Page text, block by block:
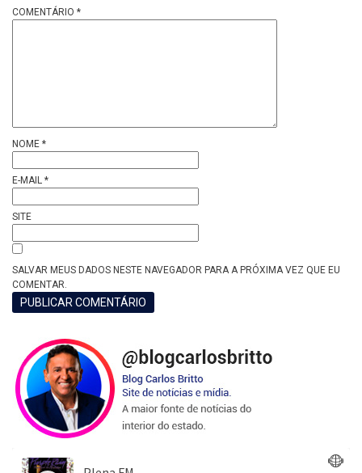
COMENTÁRIO *
NOME *
E-MAIL *
SITE
SALVAR MEUS DADOS NESTE NAVEGADOR PARA A PRÓXIMA VEZ QUE EU
COMENTAR.